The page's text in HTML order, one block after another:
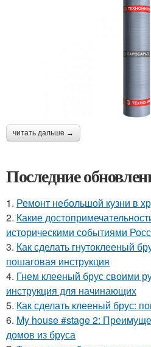
читать дальше →
Последние
1. Ремонт небольшой кузни в
2. Какие
историческими событиями
3. Как сделать гнутоклееный
пошаговая инструкция
4. Гнем клееный брус своими
инструкция для начинающих
5. Как сделать клееный брус:
6. My house #stage 2:
домов из бруса